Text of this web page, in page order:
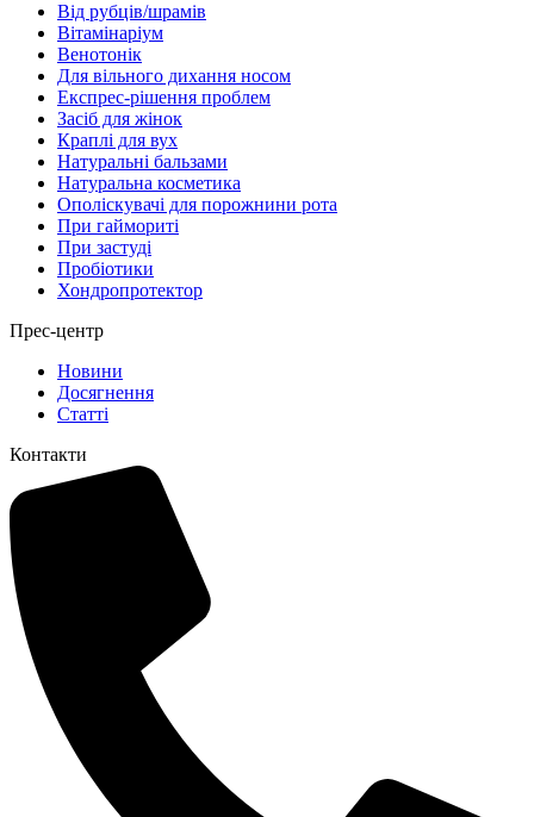
Від рубців/шрамів
Вітамінаріум
Венотонік
Для вільного дихання носом
Експрес-рішення проблем
Засіб для жінок
Краплі для вух
Натуральні бальзами
Натуральна косметика
Ополіскувачі для порожнини рота
При гаймориті
При застуді
Пробіотики
Хондропротектор
Прес-центр
Новини
Досягнення
Статті
Контакти